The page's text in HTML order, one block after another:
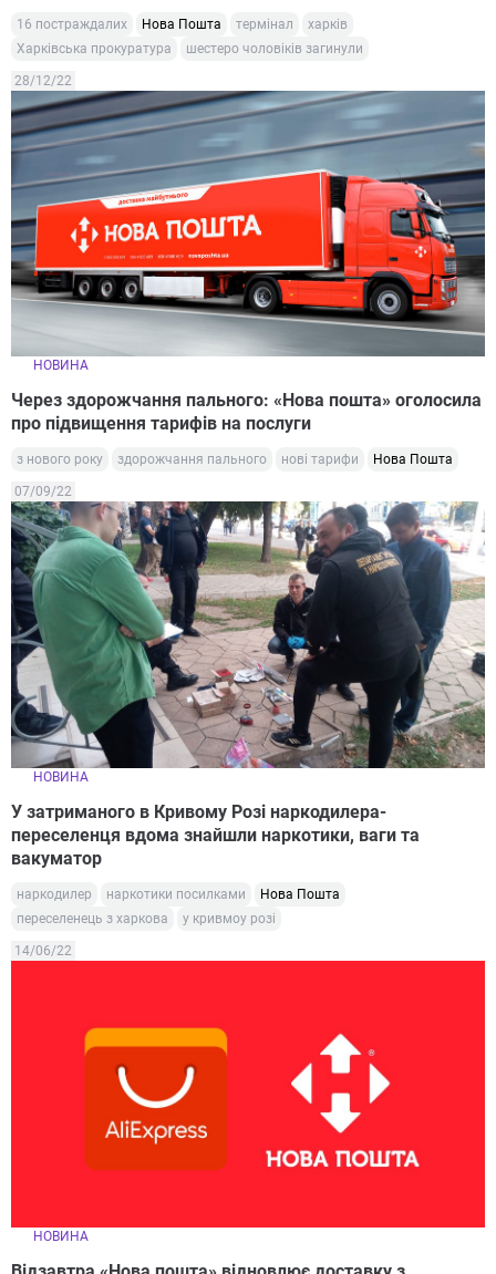
16 постраждалих Нова Пошта термінал
харків
Харківська прокуратура
шестеро чоловіків загинули
28/12/22
НОВИНА
Через здорожчання пального: «Нова пошта» оголосила
про підвищення тарифів на послуги
з нового року здорожчання пального нові тарифи Нова Пошта
07/09/22
НОВИНА
У затриманого в Кривому Розі наркодилера-
переселенця вдома знайшли наркотики, ваги та
вакуматор
наркодилер наркотики посилками
Нова Пошта
переселенець з харкова
у кривмоу розі
14/06/22
НОВИНА